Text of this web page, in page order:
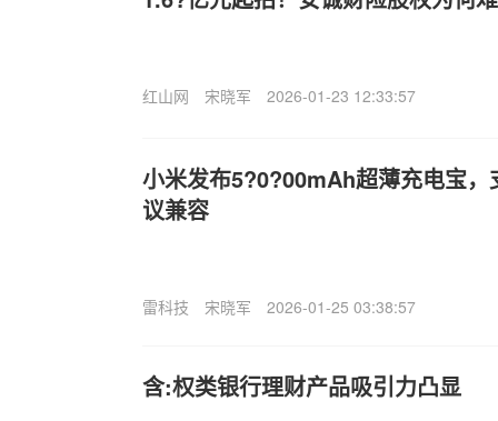
红山网 宋晓军 2026-01-23 12:33:57
小米发布5?0?00mAh超薄充电宝
议兼容
雷科技 宋晓军 2026-01-25 03:38:57
含:权类银行理财产品吸引力凸显